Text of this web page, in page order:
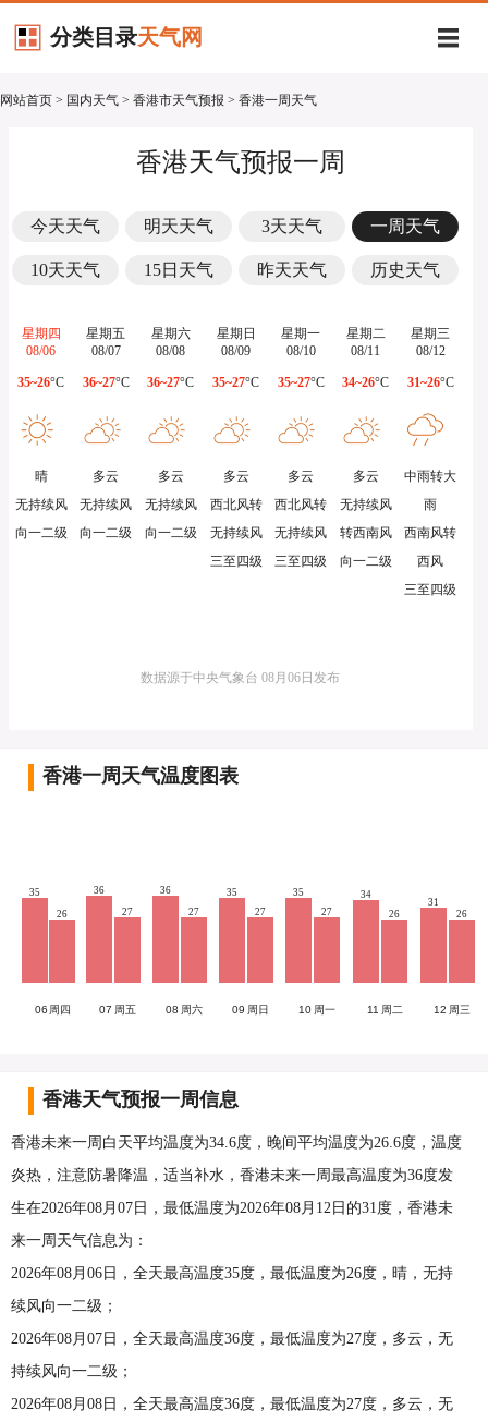
分类目录天气网
网站首页 > 国内天气 > 香港市天气预报 > 香港一周天气
香港天气预报一周
今天天气 明天天气 3天天气 一周天气
10天天气 15日天气 昨天天气 历史天气
星期四
08/06
35~26°C
晴
无持续风
向一二级
星期五
08/07
36~27°C
多云
无持续风
向一二级
星期六
08/08
36~27°C
多云
无持续风
向一二级
星期日
08/09
35~27°C
多云
西北风转
无持续风
三至四级
星期一
08/10
35~27°C
多云
西北风转
无持续风
三至四级
星期二
08/11
34~26°C
多云
无持续风
转西南风
向一二级
星期三
08/12
31~26°C
中雨转大
雨
西南风转
西风
三至四级
数据源于中央气象台 08月06日发布
香港一周天气温度图表
35
06
26
周四
36
07
27
周五
36
08
27
周六
35
09
27
周日
35
10
27
周一
34
11
26
周二
31
12
26
周三
香港天气预报一周信息
香港未来一周白天平均温度为34.6度，晚间平均温度为26.6度，温度
炎热，注意防暑降温，适当补水，香港未来一周最高温度为36度发
生在2026年08月07日，最低温度为2026年08月12日的31度，香港未
来一周天气信息为：
2026年08月06日，全天最高温度35度，最低温度为26度，晴，无持
续风向一二级；
2026年08月07日，全天最高温度36度，最低温度为27度，多云，无
持续风向一二级；
2026年08月08日，全天最高温度36度，最低温度为27度，多云，无